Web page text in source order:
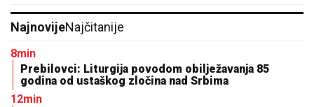
NajnovijeNajčitanije
8min
Prebilovci: Liturgija povodom obilježavanja 85
godina od ustaškog zločina nad Srbima
12min